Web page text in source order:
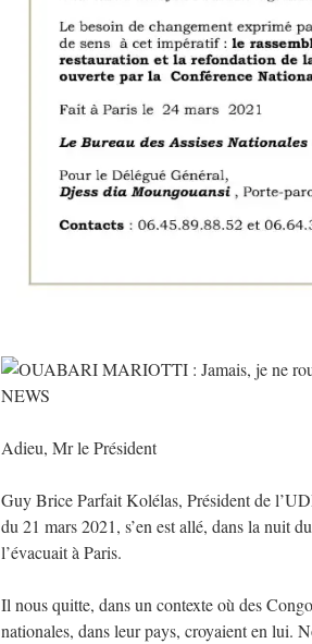
Adieu, Mr le Président
Guy Brice Parfait Kolélas, Président de
du 21 mars 2021, s’en est allé, dans la nuit
l’évacuait à Paris.
Il nous quitte, dans un contexte où des
nationales, dans leur pays, croyaient en lui.